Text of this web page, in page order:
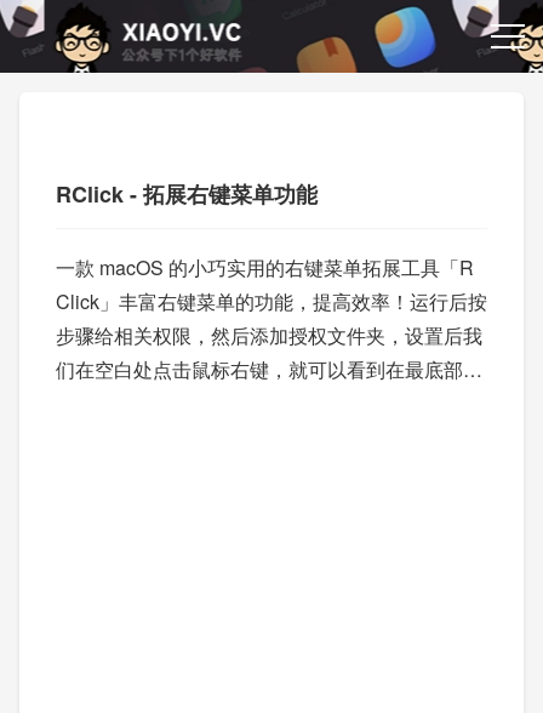
RClick - 拓展右键菜单功能
一款 macOS 的小巧实用的右键菜单拓展工具「R
Click」丰富右键菜单的功能，提高效率！运行后按
步骤给相关权限，然后添加授权文件夹，设置后我
们在空白处点击鼠标右键，就可以看到在最底部多